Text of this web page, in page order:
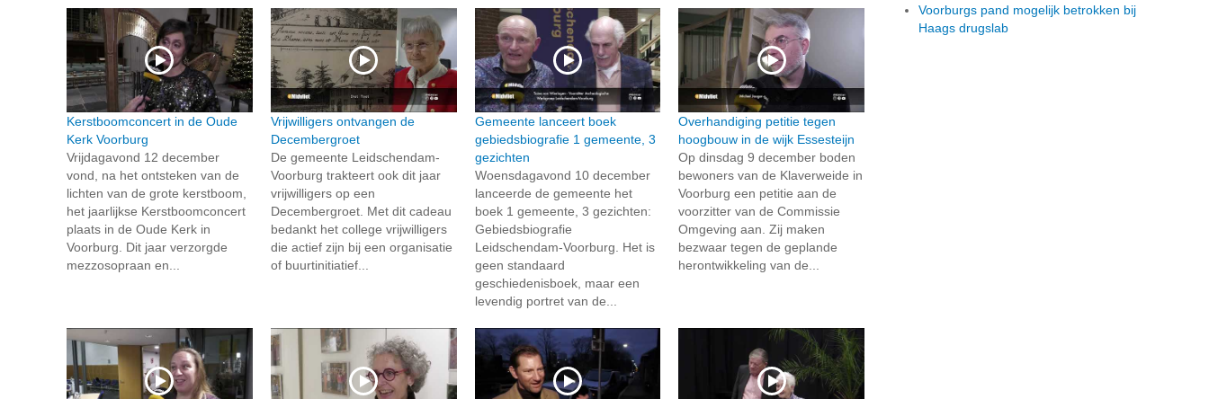
Kerstboomconcert in de Oude
Kerk Voorburg
Vrijdagavond 12 december
vond, na het ontsteken van de
lichten van de grote kerstboom,
het jaarlijkse Kerstboomconcert
plaats in de Oude Kerk in
Voorburg. Dit jaar verzorgde
mezzosopraan en...
Vrijwilligers ontvangen de
Decembergroet
De gemeente Leidschendam-
Voorburg trakteert ook dit jaar
vrijwilligers op een
Decembergroet. Met dit cadeau
bedankt het college vrijwilligers
die actief zijn bij een organisatie
of buurtinitiatief...
Gemeente lanceert boek
gebiedsbiografie 1 gemeente, 3
gezichten
Woensdagavond 10 december
lanceerde de gemeente het
boek 1 gemeente, 3 gezichten:
Gebiedsbiografie
Leidschendam-Voorburg. Het is
geen standaard
geschiedenisboek, maar een
levendig portret van de...
Overhandiging petitie tegen
hoogbouw in de wijk Essesteijn
Op dinsdag 9 december boden
bewoners van de Klaverweide in
Voorburg een petitie aan de
voorzitter van de Commissie
Omgeving aan. Zij maken
bezwaar tegen de geplande
herontwikkeling van de...
Voorburgs pand mogelijk betrokken bij
Haags drugslab